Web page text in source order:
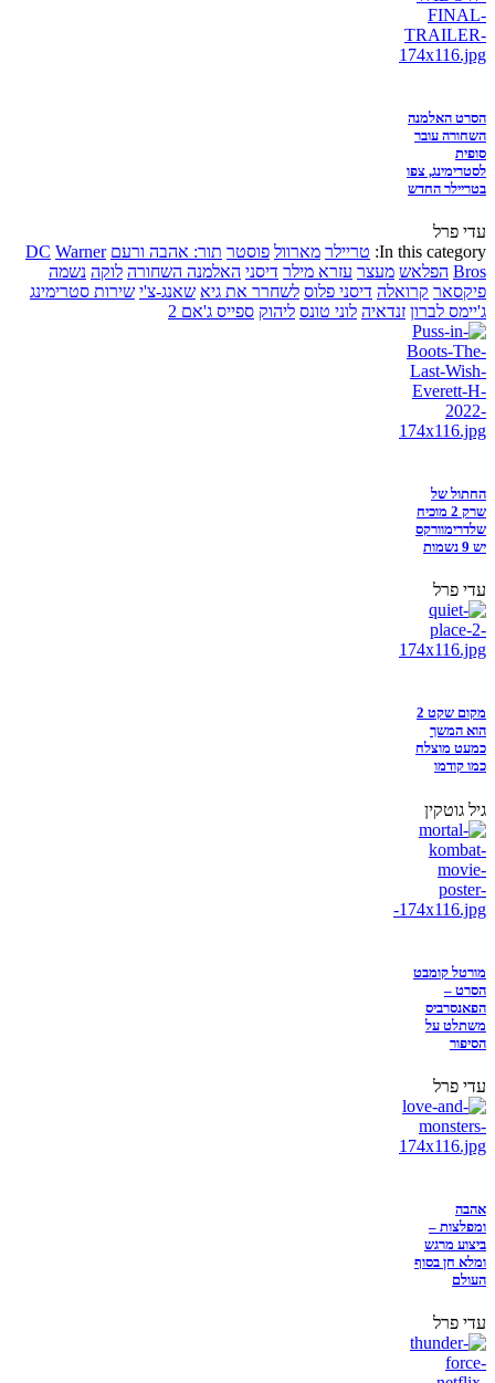
הסרט האלמנה
השחורה עובר
סופית
לסטרימינג, צפו
בטריילר החדש
עדי פרל
In this category: טריילר מארוול פוסטר תור: אהבה ורעם DC Warner
Bros הפלאש מעצר עזרא מילר דיסני האלמנה השחורה לוקה נשמה
פיקסאר קרואלה דיסני פלוס לשחרר את גיא שאנג-צ'י שירות סטרימינג
ג'יימס לברון זנדאיה לוני טונס ליהוק ספייס ג'אם 2
החתול של
שרק 2 מוכיח
שלדרימוורקס
יש 9 נשמות
עדי פרל
מקום שקט 2
הוא המשך
כמעט מוצלח
כמו קודמו
גיל גוטקין
מורטל קומבט
הסרט –
הפאנסרביס
משתלט על
הסיפור
עדי פרל
אהבה
ומפלצות –
ביצוע מרגש
ומלא חן בסוף
העולם
עדי פרל